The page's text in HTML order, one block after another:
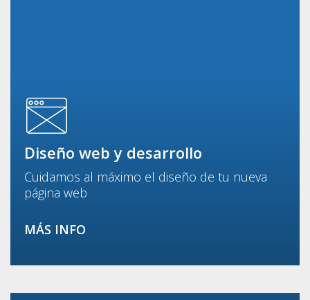
Diseño web y desarrollo
Cuidamos al máximo el diseño de tu nueva
página web
MÁS INFO